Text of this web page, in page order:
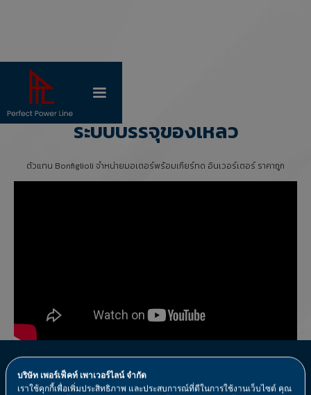
ระบบบรรจุของเหลว
ตัวแทน Bonfiglioli จำหน่ายมอเตอร์พร้อมเกียร์ทด อินเวอร์เตอร์ ราคาถูก
Packaging
บริษัท เพอร์เฟ็คท์ เพาเวอร์ไลน์ จำกัด
เราใช้คุกกี้เพื่อเพิ่มประสิทธิภาพ และประสบการณ์ที่ดีในการใช้งานเว็บไซต์ คุณ